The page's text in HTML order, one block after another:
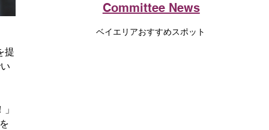
提
Committee News
ベイエリアおすすめスポット